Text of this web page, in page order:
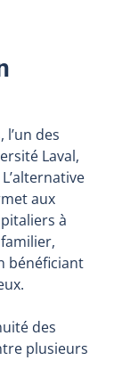
l’un des
Laval,
aux
à
bénéficiant
des
plusieurs